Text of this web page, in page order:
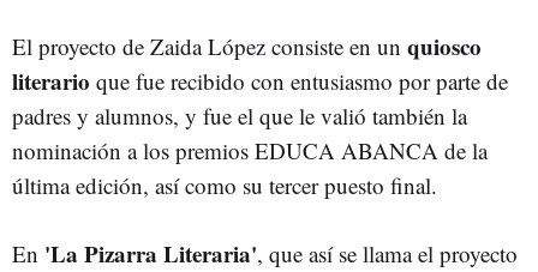
El proyecto de Zaida López consiste en un quiosco
literario que fue recibido con entusiasmo por parte de
padres y alumnos, y fue el que le valió también la
nominación a los premios EDUCA ABANCA de la
última edición, así como su tercer puesto final.
En 'La Pizarra Literaria', que así se llama el proyecto